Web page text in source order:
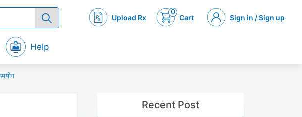
Upload Rx
0
Cart Sign in / Sign up
Help
Recent Post